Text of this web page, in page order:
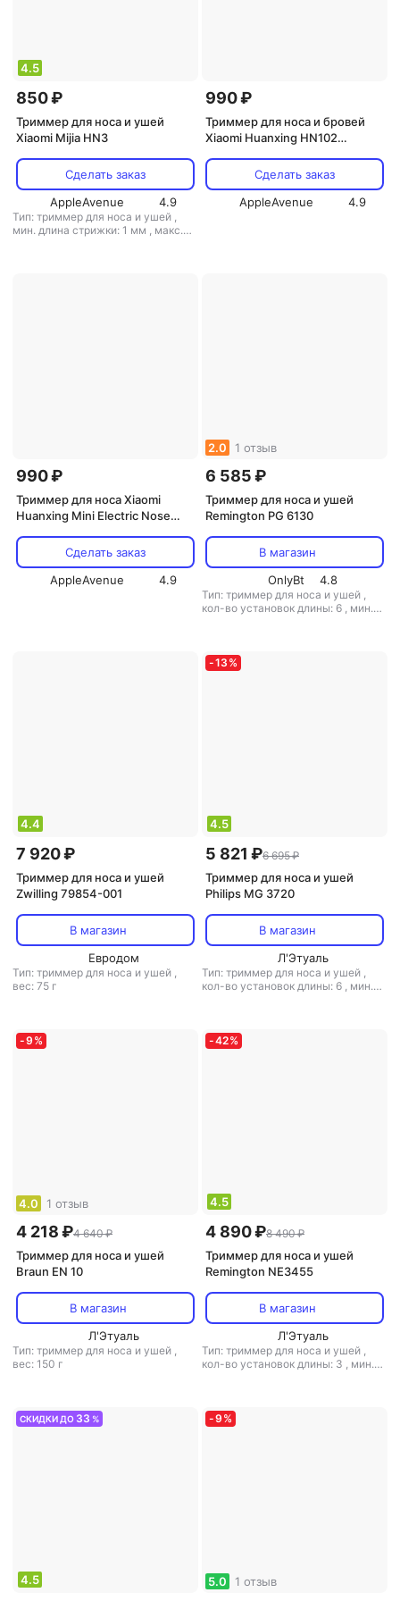
4.5
850 ₽
Триммер для носа и ушей
Xiaomi Mijia HN3
Сделать заказ
AppleAvenue
4.9
Тип: триммер для носа и ушей ,
мин. длина стрижки: 1 мм , макс.
990 ₽
Триммер для носа и бровей
Xiaomi Huanxing HN102
Сделать заказ
AppleAvenue
4.9
990 ₽
Триммер для носа Xiaomi
Huanxing Mini Electric Nose
Сделать заказ
AppleAvenue
4.9
2.0 1 отзыв
6 585 ₽
Триммер для носа и ушей
Remington PG 6130
В магазин
OnlyBt
4.8
Тип: триммер для носа и ушей ,
кол-во установок длины: 6 , мин.
4.4
7 920 ₽
Триммер для носа и ушей
Zwilling 79854-001
В магазин
Евродом
Тип: триммер для носа и ушей ,
вес: 75 г
-13 %
4.5
5 821 ₽6 695 ₽
Триммер для носа и ушей
Philips MG 3720
В магазин
Л'Этуаль
Тип: триммер для носа и ушей ,
кол-во установок длины: 6 , мин.
-9 %
4.0 1 отзыв
4 218 ₽4 640 ₽
Триммер для носа и ушей
Braun EN 10
В магазин
Л'Этуаль
Тип: триммер для носа и ушей ,
вес: 150 г
-42%
4.5
4 890 ₽8 490 ₽
Триммер для носа и ушей
Remington NE3455
В магазин
Л'Этуаль
Тип: триммер для носа и ушей ,
кол-во установок длины: 3 , мин.
СКИДКИ ДО 33 %
4.5
-9 %
5.0 1 отзыв